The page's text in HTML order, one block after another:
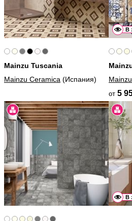
Mainzu Tuscania
Mainzu Ceramica (Испания)
В
от 5
В